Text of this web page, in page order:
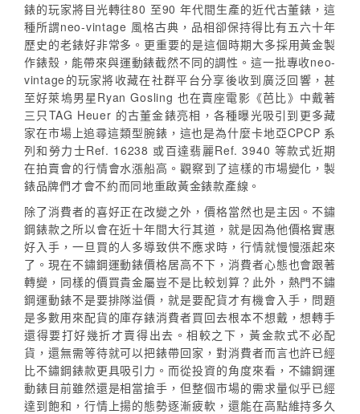
錶的玩家將目光轉往80 至90 年代間生產的近代古董錶，這
種所謂neo-vintage 風格古典，品相卻保持得比有五六十年
歷史的老錶好非常多。更重要的是這個時期大多採用黃金製
作錶殼，能帶來與運動錶截然不同的調性。這一批專收neo-
vintage的玩家將收藏在社群平台分享後收到廣泛回響，甚
至好萊塢男星Ryan Gosling 也在賣座電影《芭比》中戴著
三只TAG Heuer 的古董金錶亮相，各種曝光吸引到更多藏
家在市場上追尋這類型腕錶，這也是為什麼卡地亞CPCP 系
列和勞力士Ref. 16238 或百達翡麗Ref. 3940 等款式近期
在拍賣會的行情會水漲船高。觀察到了這樣的市場變化，製
錶品牌們才會不約而同地重啟黃金錶款產線。
除了消費者的喜好正在改變之外，價格當然也是主因。不鏽
鋼錶款之所以會在近十年間大行其道，就是因為他價格實惠
好入手，一旦買的人多導致供不應求時，行情就慢慢漲起來
了。現在不鏽鋼運動錶價格居高不下，消費者心態也會跟著
轉變，同樣的價買貴金屬豈不是比較划算？此外，熱門不鏽
鋼運動錶不是要排隊溢價，就是要配貨才有機會入手，問題
是多數用來配貨的庫存錶消費者買回去根本不想戴，想轉手
還得要打好幾折才賣得出去。相較之下，黃金款式不必配
貨，還無需等待就可以把錶帶回家，對消費者而言也許已經
比不鏽鋼錶款更具吸引力。而從投資的角度來看，不鏽鋼運
動錶目前雖然還是相當搶手，但整個市場的需求量似乎已經
達到飽和，行情上揚的態勢逐漸疲軟，還能在高點維持多久